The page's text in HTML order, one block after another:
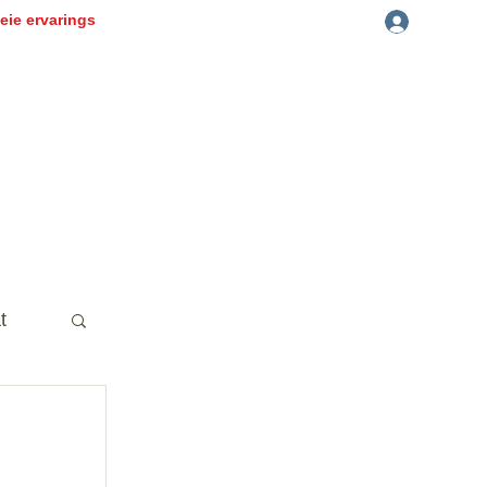
ervarings